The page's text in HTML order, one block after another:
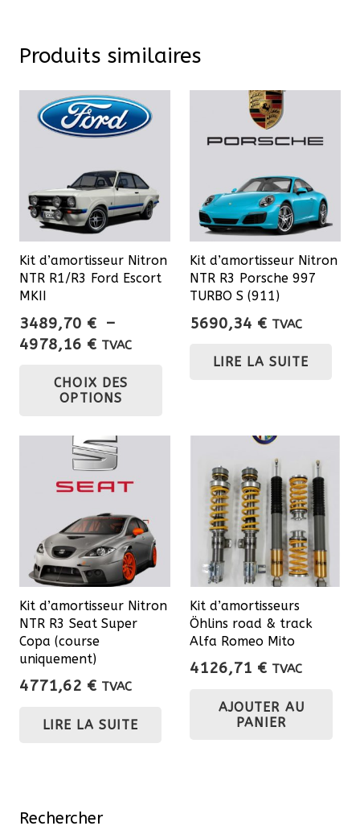
Produits similaires
Kit d’amortisseur Nitron
NTR R1/R3 Ford Escort
MKII
3489,70 € –
4978,16 €Plage
prix :
3489,70 €
4978,16 €
TVAC
CHOIX DES
OPTIONS
plusieurs
options
peuvent
choisies
sur
page
Kit d’amortisseur Nitron
NTR R3 Porsche 997
TURBO S (911)
5690,34 € TVAC
LIRE LA SUITE
Kit d’amortisseur Nitron
NTR R3 Seat Super
Copa (course
uniquement)
4771,62 € TVAC
LIRE LA SUITE
Kit d’amortisseurs
Öhlins road & track
Alfa Romeo Mito
4126,71 € TVAC
AJOUTER AU
PANIER
Rechercher